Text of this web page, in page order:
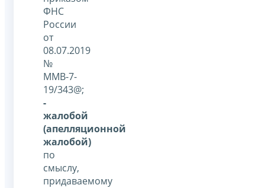
ФНС
России
от
08.07.2019
№
ММВ-7-
19/343@;
-
жалобой
(апелляционной
жалобой)
по
смыслу,
придаваемому